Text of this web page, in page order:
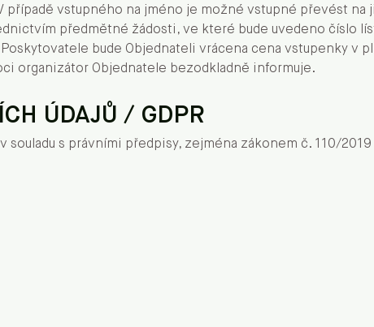
případě vstupného na jméno je možné vstupné převést
předmětné žádosti, ve které bude uvedeno číslo
bude Objednateli vrácena cena vstupenky v
organizátor Objednatele bezodkladně informuje.
ÚDAJŮ / GDPR
souladu s právními předpisy, zejména zákonem č. 110/